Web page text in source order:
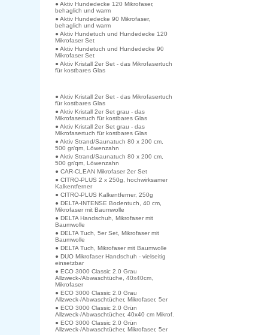
● Aktiv Hundedecke 120 Mikrofaser,
behaglich und warm
● Aktiv Hundedecke 90 Mikrofaser,
behaglich und warm
● Aktiv Hundetuch und Hundedecke 120
Mikrofaser Set
● Aktiv Hundetuch und Hundedecke 90
Mikrofaser Set
● Aktiv Kristall 2er Set - das Mikrofasertuch
für kostbares Glas
● Aktiv Kristall 2er Set - das Mikrofasertuch
für kostbares Glas
● Aktiv Kristall 2er Set grau - das
Mikrofasertuch für kostbares Glas
● Aktiv Kristall 2er Set grau - das
Mikrofasertuch für kostbares Glas
● Aktiv Strand/Saunatuch 80 x 200 cm,
500 gr/qm, Löwenzahn
● Aktiv Strand/Saunatuch 80 x 200 cm,
500 gr/qm, Löwenzahn
● CAR-CLEAN Mikrofaser 2er Set
● CITRO-PLUS 2 x 250g, hochwirksamer
Kalkentferner
● CITRO-PLUS Kalkentferner, 250g
● DELTA-INTENSE Bodentuch, 40 cm,
Mikrofaser mit Baumwolle
● DELTA Handschuh, Mikrofaser mit
Baumwolle
● DELTA Tuch, 5er Set, Mikrofaser mit
Baumwolle
● DELTA Tuch, Mikrofaser mit Baumwolle
● DUO Mikrofaser Handschuh - vielseitig
einsetzbar
● ECO 3000 Classic 2.0 Grau
Allzweck-/Abwaschtüche, 40x40cm,
Mikrofaser
● ECO 3000 Classic 2.0 Grau
Allzweck-/Abwaschtücher, Mikrofaser, 5er
● ECO 3000 Classic 2.0 Grün
Allzweck-/Abwaschtücher, 40x40 cm Mikrof.
● ECO 3000 Classic 2.0 Grün
Allzweck-/Abwaschtücher, Mikrofaser, 5er